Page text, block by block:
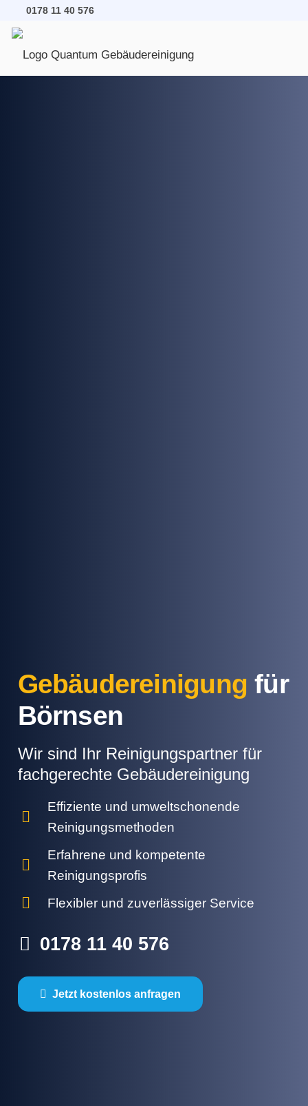
0178 11 40 576
Gebäudereinigung für
Börnsen
Wir sind Ihr Reinigungspartner für
fachgerechte Gebäudereinigung
Effiziente und umweltschonende
Reinigungsmethoden
Erfahrene und kompetente
Reinigungsprofis
Flexibler und zuverlässiger Service
0178 11 40 576
Jetzt kostenlos anfragen